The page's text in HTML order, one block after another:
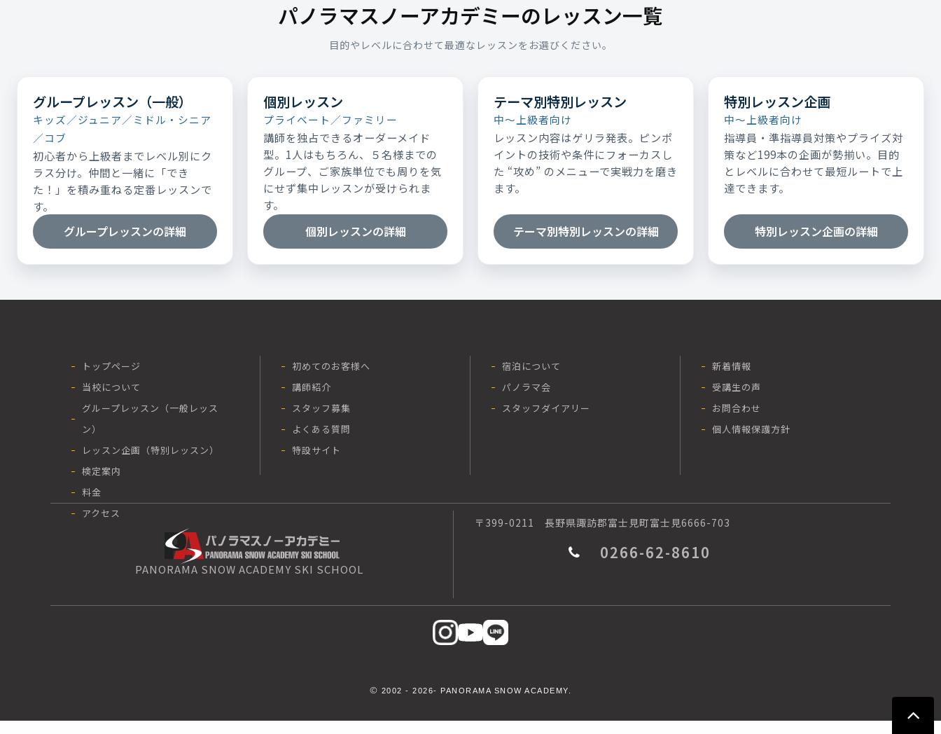
パノラマスノーアカデミーのレッスン一覧
目的やレベルに合わせて最適なレッスンをお選びください。
グループレッスン（一般）
キッズ／ジュニア／ミドル・シニア
／コブ
初心者から上級者までレベル別にク
ラス分け。仲間と一緒に「でき
た！」を積み重ねる定番レッスンで
す。
グループレッスンの詳細
個別レッスン
プライベート／ファミリー
講師を独占できるオーダーメイド
型。1人はもちろん、５名様までの
グループ、ご家族単位でも周りを気
にせず集中レッスンが受けられま
す。
個別レッスンの詳細
テーマ別特別レッスン
中～上級者向け
レッスン内容はゲリラ発表。ピンポ
イントの技術や条件にフォーカスし
た “攻め” のメニューで実戦力を磨き
ます。
テーマ別特別レッスンの詳細
特別レッスン企画
中～上級者向け
指導員・準指導員対策やプライズ対
策など199本の企画が勢揃い。目的
とレベルに合わせて最短ルートで上
達できます。
特別レッスン企画の詳細
トップページ
当校について
グループレッスン（一般レッス
ン）
レッスン企画（特別レッスン）
検定案内
料金
アクセス
初めてのお客様へ
講師紹介
スタッフ募集
よくある質問
特設サイト
宿泊について
パノラマ会
スタッフダイアリー
新着情報
受講生の声
お問合わせ
個人情報保護方針
PANORAMA SNOW ACADEMY SKI SCHOOL
〒399-0211 長野県諏訪郡富士見町富士見6666-703
0266-62-8610
© 2002 -2026- PANORAMA SNOW ACADEMY.